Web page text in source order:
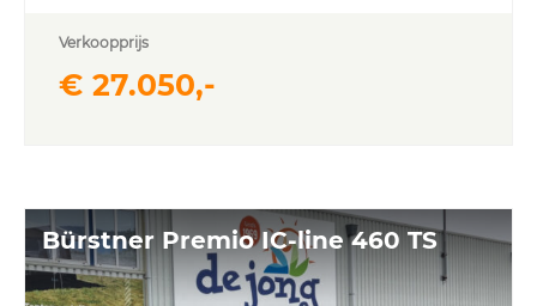
Verkoopprijs
€ 27.050,-
Bürstner Premio IC-line 460 TS